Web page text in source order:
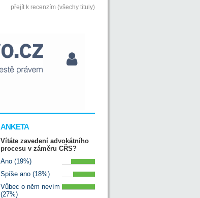
přejít k recenzím (všechy tituly)
ANKETA
Vítáte zavedení advokátního
procesu v záměru CŘS?
Ano (19%)
Spíše ano (18%)
Vůbec o něm nevím
(27%)